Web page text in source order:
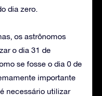
dia zero.
os astrônomos
o dia 31 de
se fosse o dia 0 de
importante
necessário utilizar